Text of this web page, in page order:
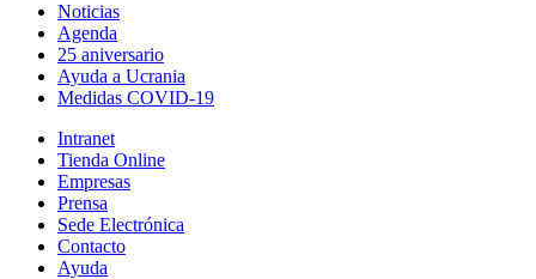
Noticias
Agenda
25 aniversario
Ayuda a Ucrania
Medidas COVID-19
Intranet
Tienda Online
Empresas
Prensa
Sede Electrónica
Contacto
Ayuda